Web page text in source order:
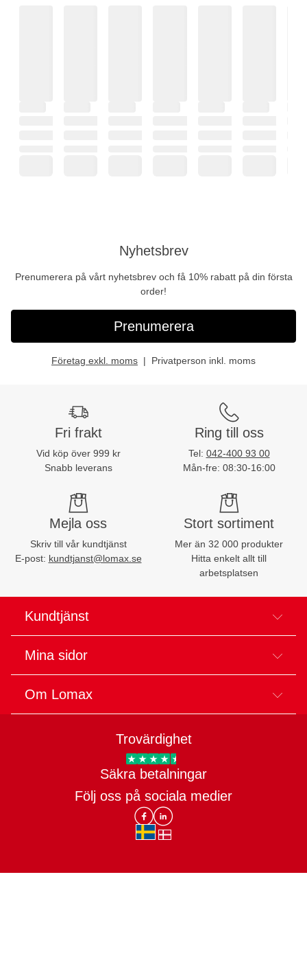
Nyhetsbrev
Prenumerera på vårt nyhetsbrev och få 10% rabatt på din första
order!
Prenumerera
Företag exkl. moms Privatperson inkl. moms
Fri frakt
Vid köp över 999 kr
Snabb leverans
Ring till oss
Tel: 042-400 93 00
Mån-fre: 08:30-16:00
Mejla oss
Skriv till vår kundtjänst
E-post: kundtjanst@lomax.se
Stort sortiment
Mer än 32 000 produkter
Hitta enkelt allt till
arbetsplatsen
Kundtjänst
Mina sidor
Om Lomax
Trovärdighet
Säkra betalningar
Följ oss på sociala medier
Lomax DK Facebook
Lomax SE LinkIn
sv-SEda-DK